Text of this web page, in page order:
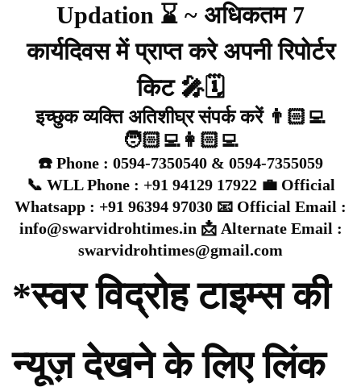
Updation ⌛ ~ अधिकतम 7
कार्यदिवस में प्राप्त करे अपनी रिपोर्टर
किट 🎤🗓️
इच्छुक व्यक्ति अतिशीघ्र संपर्क करें 👨🏻‍💻
🧑🏻‍💻👩🏻‍💻
☎️ Phone : 0594-7350540 & 0594-7355059
📞 WLL Phone : +91 94129 17922 💼 Official
Whatsapp : +91 96394 97030 📧 Official Email :
info@swarvidrohtimes.in 📩 Alternate Email :
swarvidrohtimes@gmail.com
*स्वर विद्रोह टाइम्स की
न्यूज़ देखने के लिए लिंक